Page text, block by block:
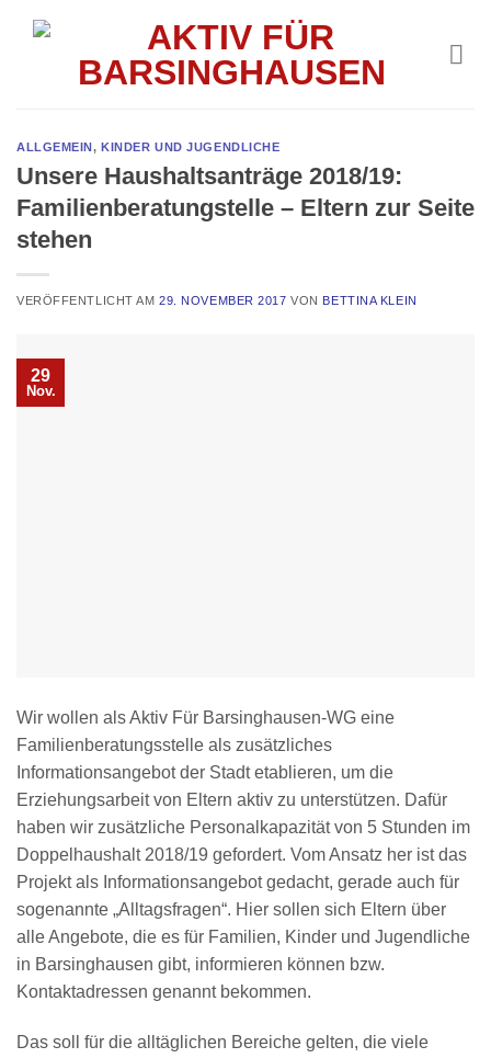
ALLGEMEIN,KINDER UND JUGENDLICHE
Unsere Haushaltsanträge 2018/19:
Familienberatungstelle – Eltern zur Seite
stehen
VERÖFFENTLICHT AM29. NOVEMBER 2017 VON BETTINA KLEIN
29
Nov.
Wir wollen als Aktiv Für Barsinghausen-WG eine
Familienberatungsstelle als zusätzliches
Informationsangebot der Stadt etablieren, um die
Erziehungsarbeit von Eltern aktiv zu unterstützen. Dafür
haben wir zusätzliche Personalkapazität von 5 Stunden im
Doppelhaushalt 2018/19 gefordert. Vom Ansatz her ist das
Projekt als Informationsangebot gedacht, gerade auch für
sogenannte „Alltagsfragen“. Hier sollen sich Eltern über
alle Angebote, die es für Familien, Kinder und Jugendliche
in Barsinghausen gibt, informieren können bzw.
Kontaktadressen genannt bekommen.
Das soll für die alltäglichen Bereiche gelten, die viele